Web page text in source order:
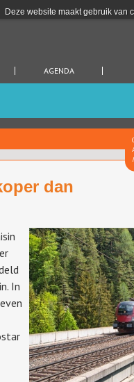
Deze website maakt gebruik van
AGENDA
dan
In